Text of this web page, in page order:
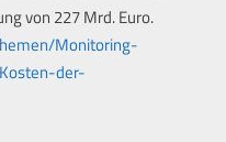
von 227 Mrd. Euro.
Monitoring-
der-